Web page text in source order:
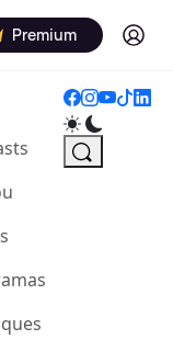
Premium Log in